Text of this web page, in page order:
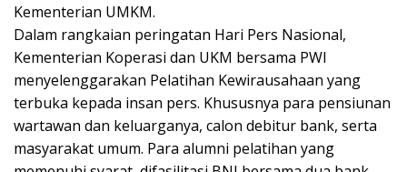
Kementerian UMKM.
Dalam rangkaian peringatan Hari Pers Nasional,
Kementerian Koperasi dan UKM bersama PWI
menyelenggarakan Pelatihan Kewirausahaan yang
terbuka kepada insan pers. Khususnya para pensiunan
wartawan dan keluarganya, calon debitur bank, serta
masyarakat umum. Para alumni pelatihan yang